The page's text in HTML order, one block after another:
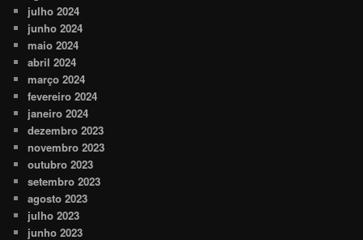
julho 2024
junho 2024
maio 2024
abril 2024
março 2024
fevereiro 2024
janeiro 2024
dezembro 2023
novembro 2023
outubro 2023
setembro 2023
agosto 2023
julho 2023
junho 2023